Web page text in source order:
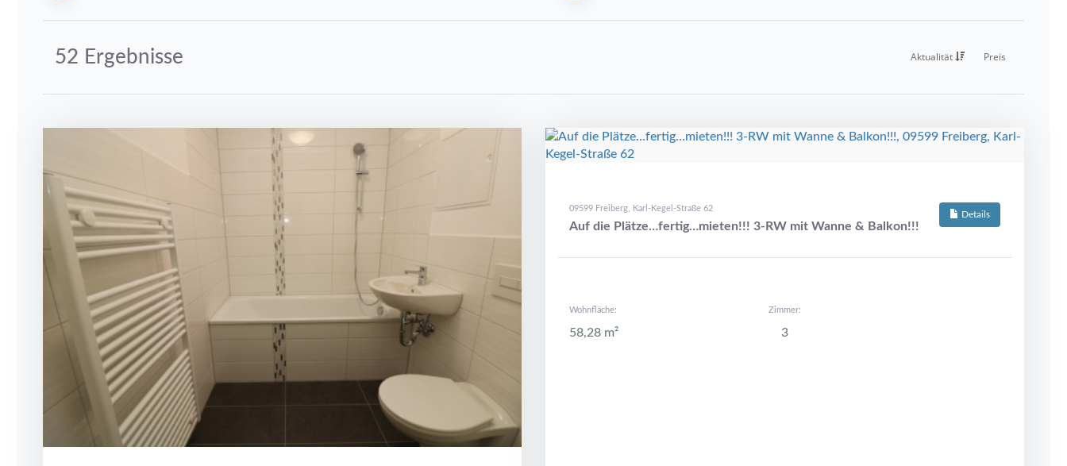
52 Ergebnisse Aktualität Preis
Details
09599 Freiberg, Karl-Kegel-Straße 62
Auf die Plätze…fertig…mieten!!! 3-RW mit Wanne & Balkon!!!
Wohnfläche:
58,28 m²
Zimmer:
3